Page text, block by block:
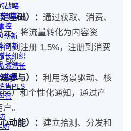
战略
创新
控
创新
创新
长组织
域增长
应用
售PLS
营
坊
基础）： 通过获取、消费、
，将流量转化为内容资
到注册 1.5%，注册到消费
5%。
参与）： 利用场景驱动、核
）和个性化通知，通过产
。
动能）： 建立拾测、分发和